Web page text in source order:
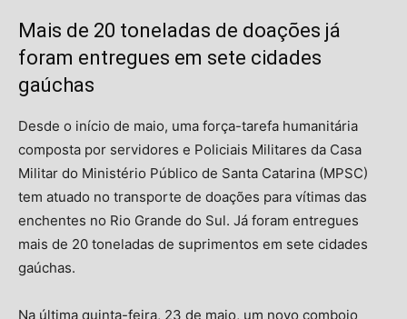
Mais de 20 toneladas de doações já
foram entregues em sete cidades
gaúchas
Desde o início de maio, uma força-tarefa humanitária
composta por servidores e Policiais Militares da Casa
Militar do Ministério Público de Santa Catarina (MPSC)
tem atuado no transporte de doações para vítimas das
enchentes no Rio Grande do Sul. Já foram entregues
mais de 20 toneladas de suprimentos em sete cidades
gaúchas.
Na última quinta-feira, 23 de maio, um novo comboio